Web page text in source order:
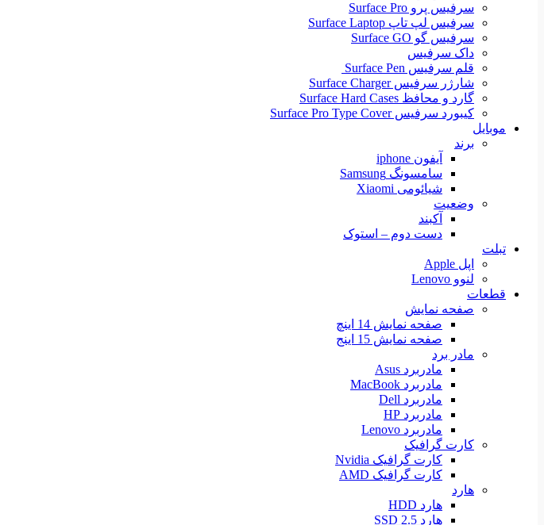
سرفیس پرو Surface Pro
سرفیس لپ تاپ Surface Laptop
سرفیس گو Surface GO
داک سرفیس
قلم سرفیس Surface Pen
شارژر سرفیس Surface Charger
گارد و محافظ Surface Hard Cases
کیبورد سرفیس Surface Pro Type Cover
موبایل
برند
آیفون iphone
سامسونگ Samsung
شیائومی Xiaomi
وضعیت
آکبند
دست دوم – استوک
تبلت
اپل Apple
لنوو Lenovo
قطعات
صفحه نمایش
صفحه نمایش 14 اینچ
صفحه نمایش 15 اینج
مادر برد
مادربرد Asus
مادربرد MacBook
مادربرد Dell
مادربرد HP
مادربرد Lenovo
کارت گرافیک
کارت گرافیک Nvidia
کارت گرافیک AMD
هارد
هارد HDD
هارد SSD 2.5